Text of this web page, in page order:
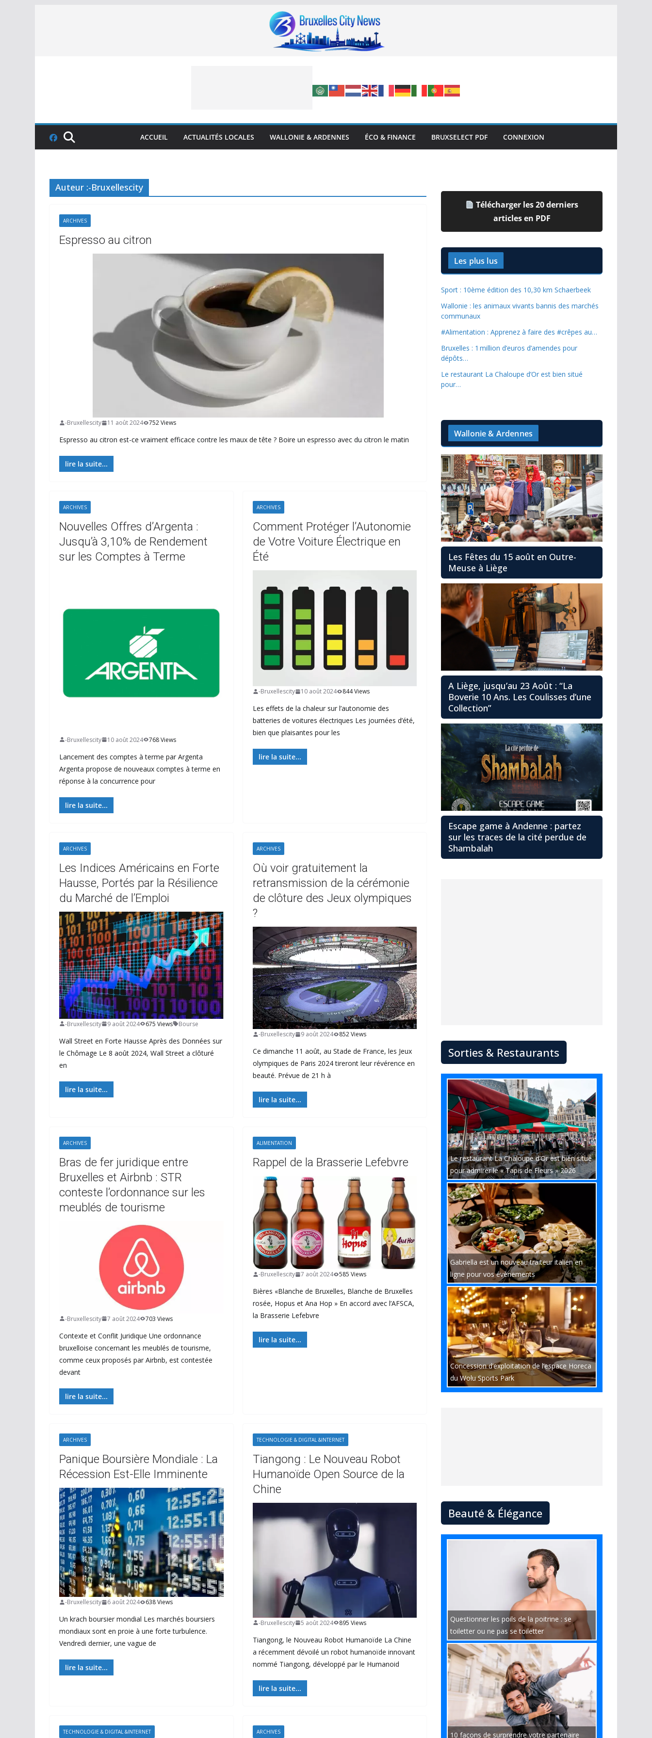
ACCUEIL ACTUALITÉS LOCALES WALLONIE & ARDENNES ÉCO & FINANCE BRUXSELECT PDF CONNEXION
Auteur :-Bruxellescity
ARCHIVES
Espresso au citron
-Bruxellescity 11 août 2024 752 Views
Espresso au citron est-ce vraiment efficace contre les maux de tête ? Boire un espresso avec du citron le matin
lire la suite...
ARCHIVES
Nouvelles Offres d’Argenta :
Jusqu’à 3,10% de Rendement
sur les Comptes à Terme
-Bruxellescity 10 août 2024 768 Views
Lancement des comptes à terme par Argenta
Argenta propose de nouveaux comptes à terme en
réponse à la concurrence pour
lire la suite...
ARCHIVES
Comment Protéger l’Autonomie
de Votre Voiture Électrique en
Été
-Bruxellescity 10 août 2024 844 Views
Les effets de la chaleur sur l’autonomie des
batteries de voitures électriques Les journées d’été,
bien que plaisantes pour les
lire la suite...
ARCHIVES
Les Indices Américains en Forte
Hausse, Portés par la Résilience
du Marché de l’Emploi
-Bruxellescity 9 août 2024 675 Views Bourse
Wall Street en Forte Hausse Après des Données sur
le Chômage Le 8 août 2024, Wall Street a clôturé
en
lire la suite...
ARCHIVES
Où voir gratuitement la
retransmission de la cérémonie
de clôture des Jeux olympiques
?
-Bruxellescity 9 août 2024 852 Views
Ce dimanche 11 août, au Stade de France, les Jeux
olympiques de Paris 2024 tireront leur révérence en
beauté. Prévue de 21 h à
lire la suite...
ARCHIVES
Bras de fer juridique entre
Bruxelles et Airbnb : STR
conteste l’ordonnance sur les
meublés de tourisme
-Bruxellescity 7 août 2024 703 Views
Contexte et Conflit Juridique Une ordonnance
bruxelloise concernant les meublés de tourisme,
comme ceux proposés par Airbnb, est contestée
devant
lire la suite...
ALIMENTATION
Rappel de la Brasserie Lefebvre
-Bruxellescity 7 août 2024 585 Views
Bières «Blanche de Bruxelles, Blanche de Bruxelles
rosée, Hopus et Ana Hop » En accord avec l’AFSCA,
la Brasserie Lefebvre
lire la suite...
ARCHIVES
Panique Boursière Mondiale : La
Récession Est-Elle Imminente
-Bruxellescity 6 août 2024 638 Views
Un krach boursier mondial Les marchés boursiers
mondiaux sont en proie à une forte turbulence.
Vendredi dernier, une vague de
lire la suite...
TECHNOLOGIE & DIGITAL &INTERNET
Tiangong : Le Nouveau Robot
Humanoïde Open Source de la
Chine
-Bruxellescity 5 août 2024 895 Views
Tiangong, le Nouveau Robot Humanoïde La Chine
a récemment dévoilé un robot humanoïde innovant
nommé Tiangong, développé par le Humanoid
lire la suite...
TECHNOLOGIE & DIGITAL &INTERNET ARCHIVES
Télécharger les 20 derniers
articles en PDF
Les plus lus
Sport : 10ème édition des 10,30 km Schaerbeek
Wallonie : les animaux vivants bannis des marchés
communaux
#Alimentation : Apprenez à faire des #crêpes au…
Bruxelles : 1 million d’euros d’amendes pour
dépôts…
Le restaurant La Chaloupe d’Or est bien situé
pour…
Wallonie & Ardennes
Les Fêtes du 15 août en Outre-
Meuse à Liège
A Liège, jusqu’au 23 Août : “La
Boverie 10 Ans. Les Coulisses d’une
Collection”
Escape game à Andenne : partez
sur les traces de la cité perdue de
Shambalah
Sorties & Restaurants
Le restaurant La Chaloupe d’Or est bien situé
pour admirer le « Tapis de Fleurs » 2026
Gabriella est un nouveau traiteur italien en
ligne pour vos évènements
Concession d’exploitation de l’espace Horeca
du Wolu Sports Park
Beauté & Élégance
Questionner les poils de la poitrine : se
toiletter ou ne pas se toiletter
10 façons de surprendre votre partenaire